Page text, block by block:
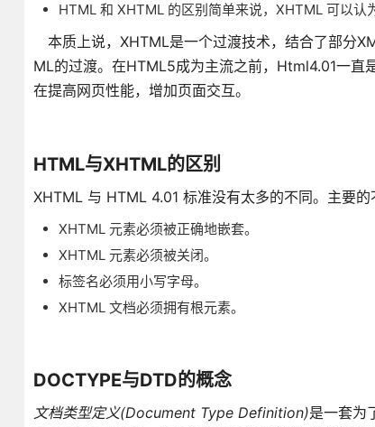
HTML 和 XHTML 的区别简单来说，XHTML 可以
本质上说，XHTML是一个过渡技术，结合了部分
ML的过渡。在HTML5成为主流之前，Html4.01一
在提高网页性能，增加页面交互。
HTML与XHTML的区别
XHTML 与 HTML 4.01 标准没有太多的不同。主要的
XHTML 元素必须被正确地嵌套。
XHTML 元素必须被关闭。
标签名必须用小写字母。
XHTML 文档必须拥有根元素。
DOCTYPE与DTD的概念
文档类型定义(Document Type Definition)是一套为